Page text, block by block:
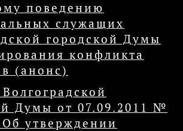
поведению
служащих
городской Думы
конфликта
(анонс)
Думы от 07.09.2011 №
утверждении